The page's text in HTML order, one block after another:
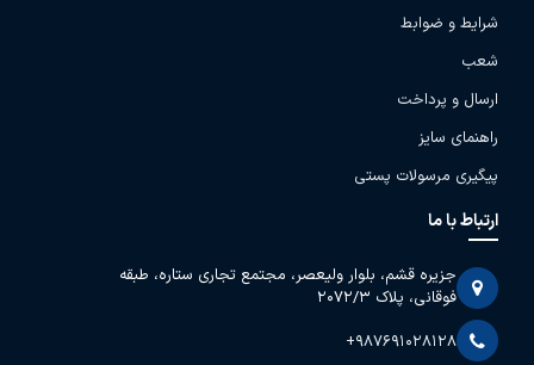
شرایط و ضوابط
شعب
ارسال و پرداخت
راهنمای سایز
پیگیری مرسولات پستی
ارتباط با ما
جزیره قشم، بلوار ولیعصر، مجتمع تجاری ستاره، طبقه
فوقانی، پلاک 2072/3
+987691028128